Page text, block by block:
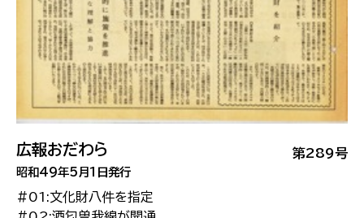
第289号
広報おだわら
昭和49年5月1日発行
#01:文化財八件を指定